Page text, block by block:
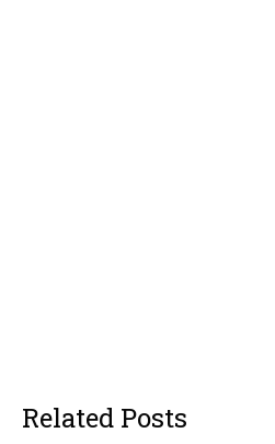
Related Posts